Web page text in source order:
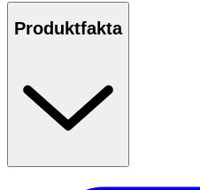
Produktfakta